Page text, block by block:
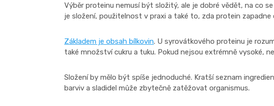
Výběr proteinu nemusí být složitý, ale je dobré vědět, na co
je složení, použitelnost v praxi a také to, zda protein zapadne
Základem je obsah bílkovin. U syrovátkového proteinu je
také množství cukru a tuku. Pokud nejsou extrémně vysoké,
Složení by mělo být spíše jednoduché. Kratší seznam
barviv a sladidel může zbytečně zatěžovat organismus.